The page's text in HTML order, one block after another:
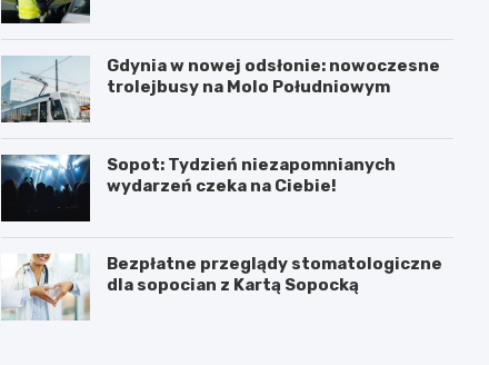
Gdynia w nowej odsłonie: nowoczesne
trolejbusy na Molo Południowym
Sopot: Tydzień niezapomnianych
wydarzeń czeka na Ciebie!
Bezpłatne przeglądy stomatologiczne
dla sopocian z Kartą Sopocką